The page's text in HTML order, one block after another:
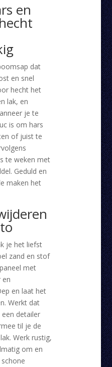
en
dat
en snel
hecht het
lak, en
je te
is om hars
of juist te
te weken met
Geduld en
maken het
je het liefst
zand en stof
met
en
en laat het
Werkt dat
detailer
til je de
Werk rustig,
om en